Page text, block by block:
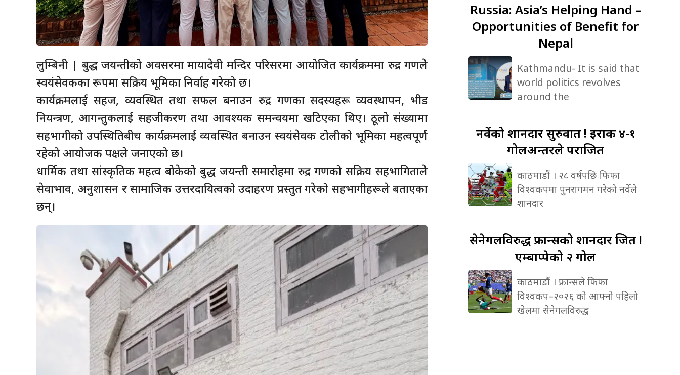
लुम्बिनी | बुद्ध जयन्तीको अवसरमा मायादेवी मन्दिर परिसरमा आयोजित कार्यक्रममा रुद्र गणले
स्वयंसेवकका रूपमा सक्रिय भूमिका निर्वाह गरेको छ।
कार्यक्रमलाई सहज, व्यवस्थित तथा सफल बनाउन रुद्र गणका सदस्यहरू व्यवस्थापन, भीड
नियन्त्रण, आगन्तुकलाई सहजीकरण तथा आवश्यक समन्वयमा खटिएका थिए। ठूलो संख्यामा
सहभागीको उपस्थितिबीच कार्यक्रमलाई व्यवस्थित बनाउन स्वयंसेवक टोलीको भूमिका महत्वपूर्ण
रहेको आयोजक पक्षले जनाएको छ।
धार्मिक तथा सांस्कृतिक महत्व बोकेको बुद्ध जयन्ती समारोहमा रुद्र गणको सक्रिय सहभागिताले
सेवाभाव, अनुशासन र सामाजिक उत्तरदायित्वको उदाहरण प्रस्तुत गरेको सहभागीहरूले बताएका
छन्।
Russia: Asia’s Helping Hand –
Opportunities of Benefit for
Nepal
Kathmandu- It is said that
world politics revolves
around the
नर्वेकोशानदार सुरुवात ! इराक ४-१
गोलअन्तरले पराजित
काठमाडौं । २८ वर्षपछि फिफा
विश्वकपमा पुनरागमन गरेको नर्वेले
शानदार
सेनेगलविरुद्धफ्रान्सको शानदार जित !
एम्बाप्पेको २ गोल
काठमाडौं । फ्रान्सले फिफा
विश्वकप–२०२६ को आफ्नो पहिलो
खेलमा सेनेगलविरुद्ध